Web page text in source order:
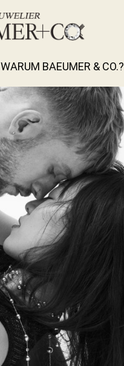
WARUM BAEUMER & CO.?